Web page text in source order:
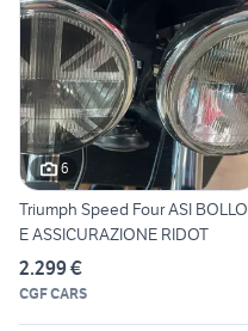
6
Triumph Speed Four ASI BOLLO
E ASSICURAZIONE RIDOT
2.299 €
CGF CARS